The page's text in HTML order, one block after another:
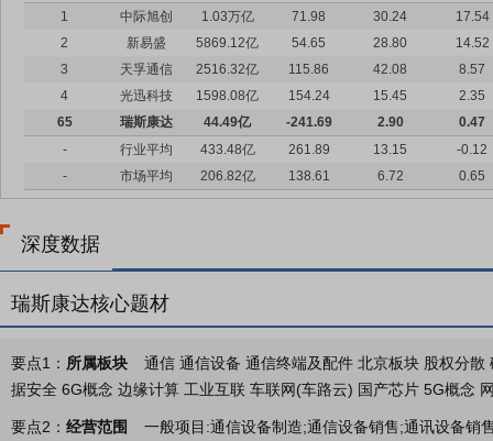
1
中际旭创 1.03万亿 71.98 30.24
17.54
2
新易盛 5869.12亿 54.65 28.80
14.52
3
天孚通信 2516.32亿 115.86 42.08
8.57
4
光迅科技 1598.08亿 154.24 15.45
2.35
65
瑞斯康达 44.49亿 -241.69 2.90
0.47
-
行业平均 433.48亿 261.89 13.15
-0.12
-
市场平均 206.82亿 138.61 6.72 0.65
深度数据
瑞斯康达核心题材
要点1： 所属板块
通信 通信设备 通信终端及配件 北京板块 股权分
据安全 6G概念 边缘计算 工业互联 车联网(车路云) 国产芯片 5G概念
要点2： 经营范围
一般项目:通信设备制造;通信设备销售;通讯设备销